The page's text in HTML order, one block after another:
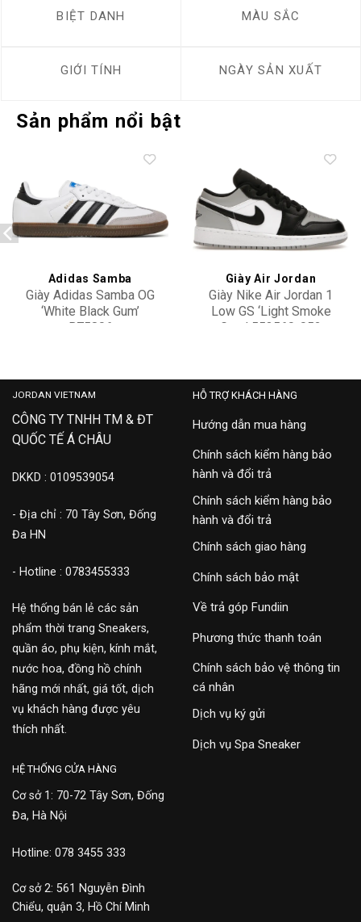
BIỆT DANH MÀU SẮC
GIỚI TÍNH NGÀY SẢN XUẤT
Sản phẩm nổi bật
Add to
wishlist
Adidas Samba
Giày Adidas Samba OG
‘White Black Gum’
B75806
Add to
wishlist
Giày Air Jordan
Giày Nike Air Jordan 1
Low GS ‘Light Smoke
Grey’ 553560-052
JORDAN VIETNAM
CÔNG TY TNHH TM & ĐT
QUỐC TẾ Á CHÂU
DKKD : 0109539054
- Địa chỉ : 70 Tây Sơn, Đống
Đa HN
- Hotline : 0783455333
Hệ thống bán lẻ các sản
phẩm thời trang Sneakers,
quần áo, phụ kiện, kính mắt,
nước hoa, đồng hồ chính
hãng mới nhất, giá tốt, dịch
vụ khách hàng được yêu
thích nhất.
HỖ TRỢ KHÁCH HÀNG
Hướng dẫn mua hàng
Chính sách kiểm hàng bảo
hành và đổi trả
Chính sách kiểm hàng bảo
hành và đổi trả
Chính sách giao hàng
Chính sách bảo mật
Về trả góp Fundiin
Phương thức thanh toán
Chính sách bảo vệ thông tin
cá nhân
Dịch vụ ký gửi
Dịch vụ Spa Sneaker
HỆ THỐNG CỬA HÀNG
Cơ sở 1: 70-72 Tây Sơn, Đống
Đa, Hà Nội
Hotline: 078 3455 333
Cơ sở 2: 561 Nguyễn Đình
Chiểu, quận 3, Hồ Chí Minh